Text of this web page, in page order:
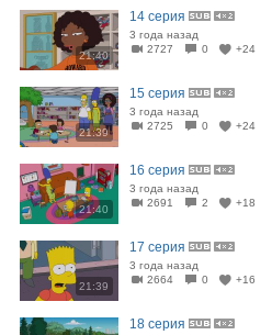
21:40
14 серия
3 года назад
2727
0 +24
21:39
15 серия
3 года назад
2725
0 +24
21:40
16 серия
3 года назад
2691
2 +18
21:39
17 серия
3 года назад
2664
0 +16
18 серия